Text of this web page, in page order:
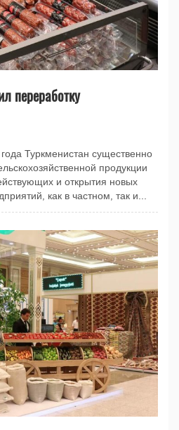
переработку
Туркменистан существенно
продукции
и открытия новых
как в частном, так и...